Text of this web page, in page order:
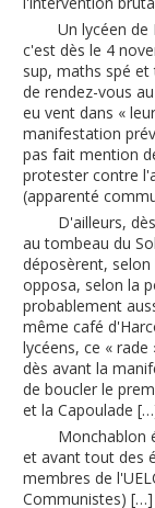
Un lycéen de
c'est dès le 4
sup, maths spé
de rendez-vous
eu vent dans «
manifestation
pas fait mention
protester contre
(apparenté
D'ailleurs, dès
au tombeau du
déposèrent,
opposa, selon la
probablement
même café
lycéens, ce «
dès avant la
de boucler le
et la Capoulade
Monchablon
et avant tout des
membres de
Communistes)